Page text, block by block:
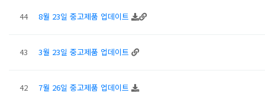
44 8월 23일 중고제품 업데이트
43 3월 23일 중고제품 업데이트
42 7월 26일 중고제품 업데이트